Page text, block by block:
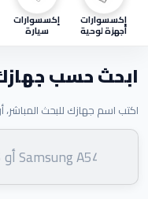
إكسسوارات
أجهزة لوحية
إكسسوارات
سيارة
ابحث حسب
اكتب اسم جهازك للبحث المباشر،